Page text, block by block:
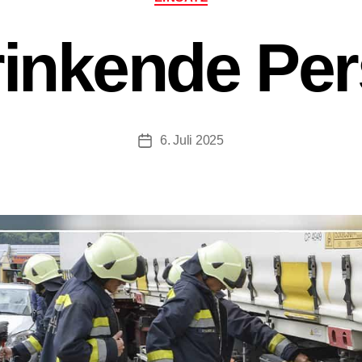
Beitragsdatum
6. Juli 2025